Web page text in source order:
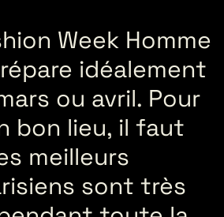
Week Homme
idéalement
ou avril. Pour
bon lieu, il faut
meilleurs
sont très